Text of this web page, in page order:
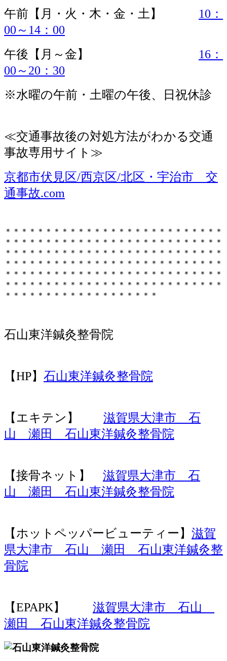
午前【月・火・木・金・土】 10：
00～14：00
午後【月～金】 16：
00～20：30
※水曜の午前・土曜の午後、日祝休診
≪交通事故後の対処方法がわかる交通
事故専用サイト≫
京都市伏見区/西京区/北区・宇治市 交
通事故.com
＊＊＊＊＊＊＊＊＊＊＊＊＊＊＊＊＊＊＊＊＊＊＊＊＊＊＊
＊＊＊＊＊＊＊＊＊＊＊＊＊＊＊＊＊＊＊＊＊＊＊＊＊＊＊
＊＊＊＊＊＊＊＊＊＊＊＊＊＊＊＊＊＊＊＊＊＊＊＊＊＊＊
＊＊＊＊＊＊＊＊＊＊＊＊＊＊＊＊＊＊＊＊＊＊＊＊＊＊＊
＊＊＊＊＊＊＊＊＊＊＊＊＊＊＊＊＊＊＊＊＊＊＊＊＊＊＊
＊＊＊＊＊＊＊＊＊＊＊＊＊＊＊＊＊＊＊＊＊＊＊＊＊＊＊
＊＊＊＊＊＊＊＊＊＊＊＊＊＊＊＊＊＊＊
石山東洋鍼灸整骨院
【HP】 石山東洋鍼灸整骨院
【エキテン】 滋賀県大津市 石
山 瀬田 石山東洋鍼灸整骨院
【接骨ネット】 滋賀県大津市 石
山 瀬田 石山東洋鍼灸整骨院
【ホットペッパービューティー】 滋賀
県大津市 石山 瀬田 石山東洋鍼灸整
骨院
【EPAPK】 滋賀県大津市 石山
瀬田 石山東洋鍼灸整骨院